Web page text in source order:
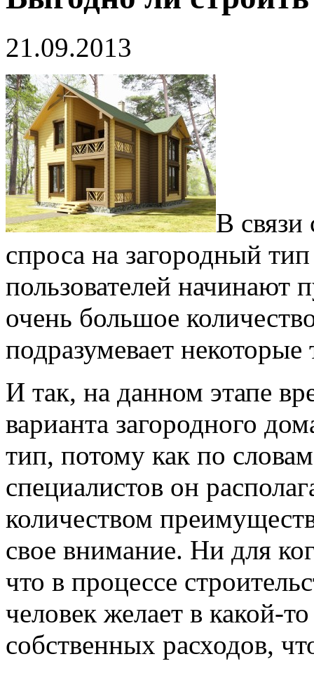
21.09.2013
В связи
спроса на загородный
пользователей начинают
очень большое
подразумевает
И так, на данном этапе
варианта загородного
тип, потому как по
специалистов он
количеством
свое внимание. Ни для
что в процессе
человек желает в какой-
собственных расходов,